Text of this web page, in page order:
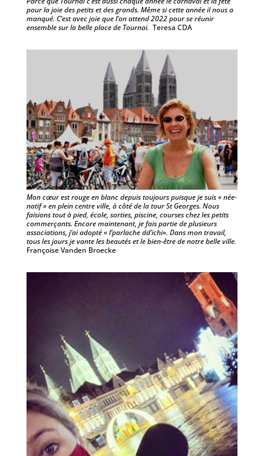
pour la joie des petits et des grands. Même si cette année il nous a
manqué. C’est avec joie que l’on attend 2022 pour se réunir
ensemble sur la belle place de Tournai. Teresa CDA
Mon cœur est rouge en blanc depuis toujours puisque je suis « née-
natif » en plein centre ville, à côté de la tour St Georges. Nous
faisions tout à pied, école, sorties, piscine, courses chez les petits
commerçants. Encore maintenant, je fais partie de plusieurs
associations, j’ai adopté « l’parlache dd’ichi». Dans mon travail,
tous les jours je vante les beautés et le bien-être de notre belle ville.
Françoise Vanden Broecke